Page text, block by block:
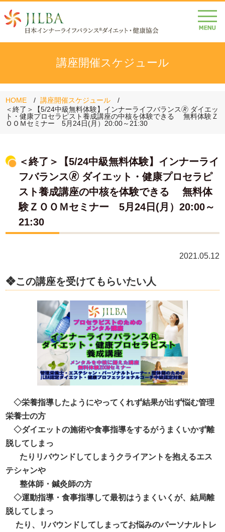
講座開催スケジュール
HOME
講座開催スケジュール
＜終了＞【5/24中級無料体験】インナーライフバランス🄬 ダイエッ
ト・健康プロセラピスト養成講座の中核を体験できる 無料体験Ｚ
ＯＯＭセミナー 5月24日(月）20:00～21:30
＜終了＞【5/24中級無料体験】インナーライ
フバランス🄬 ダイエット・健康プロセラピ
スト養成講座の中核を体験できる 無料体
験ＺＯＯＭセミナー 5月24日(月）20:00～
21:30
2021.05.12
❖この講座を受けてもらいたい人
◇栄養指導したようにやってくれず結果が出ず悩む管理
栄養士の方
◇ダイエットの施術や食事指導をするがうまくいかず離
脱してしまっ
たりリバウンドしてしまうクライアントを抱えるエス
テシャンや
整体師・鍼灸師の方
◇運動指導・食事指導して最初はうまくいくが、結局離
脱してしまっ
たり、リバウンドしてしまってお悩みのパーソナルトレ